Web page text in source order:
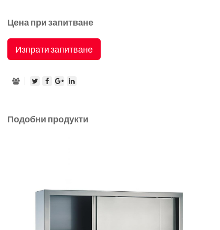
Цена при запитване
Изпрати запитване
Подобни продукти